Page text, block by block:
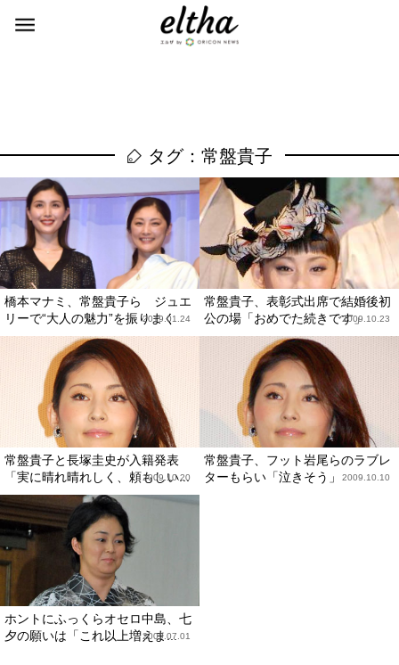
タグ：常盤貴子
橋本マナミ、常盤貴子ら ジュエ
リーで“大人の魅力”を振りまく
2019.01.24
常盤貴子、表彰式出席で結婚後初
公の場「おめでた続きです」2009.10.23
常盤貴子と長塚圭史が入籍発表
「実に晴れ晴れしく、頼もしい...
2009.10.20
常盤貴子、フット岩尾らのラブレ
ターもらい「泣きそう」
2009.10.10
ホントにふっくらオセロ中島、七
夕の願いは「これ以上増えま...
2009.07.01